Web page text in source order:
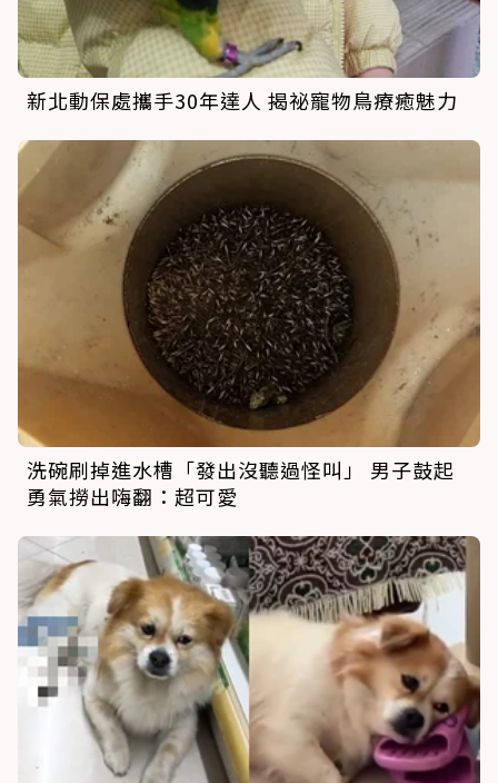
新北動保處攜手30年達人 揭祕寵物鳥療癒魅力
洗碗刷掉進水槽「發出沒聽過怪叫」 男子鼓起
勇氣撈出嗨翻：超可愛